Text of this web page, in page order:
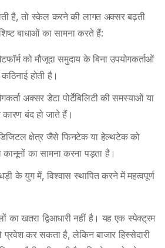
है, तो स्केल करने की लागत अक्सर बढ़ती
बाधाओं का सामना करते हैं:
को मौजूदा समुदाय के बिना उपयोगकर्ताओं
होती है।
अक्सर डेटा पोर्टेबिलिटी की समस्याओं या
बंद हो जाते हैं।
क्षेत्र जैसे फिनटेक या हेल्थटेक को
कानूनों का सामना करना पड़ता है।
के युग में, विश्वास स्थापित करने में महत्वपूर्ण
का खतरा द्विआधारी नहीं है। यह एक स्पेक्ट्रम
कर सकता है, लेकिन बाजार हिस्सेदारी